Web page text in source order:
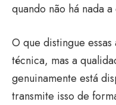
quando não há nada
O que distingue
técnica, mas a
genuinamente está
transmite isso de